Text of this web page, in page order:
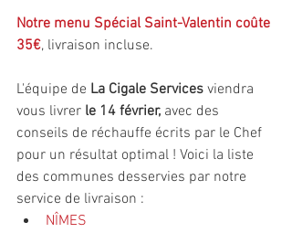
Notre menu Spécial Saint-Valentin coûte
35€, livraison incluse.
L'équipe de La Cigale Services viendra
vous livrer le 14 février, avec des
conseils de réchauffe écrits par le Chef
pour un résultat optimal ! Voici la liste
des communes desservies par notre
service de livraison :
NÎMES